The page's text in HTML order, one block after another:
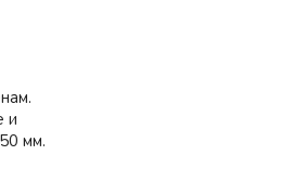
и
мм.